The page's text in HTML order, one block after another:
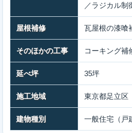
／ラジカル制
屋根補修 瓦屋根の漆喰
そのほかの工事 コーキング補
延べ坪 35坪
施工地域 東京都足立区
建物種別 一般住宅（戸